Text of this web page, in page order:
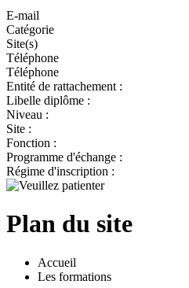
E-mail
Catégorie
Site(s)
Téléphone
Téléphone
Entité de rattachement :
Libelle diplôme :
Niveau :
Site :
Fonction :
Programme d'échange :
Régime d'inscription :
Plan du site
Accueil
Les formations